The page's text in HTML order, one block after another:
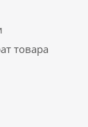
товара